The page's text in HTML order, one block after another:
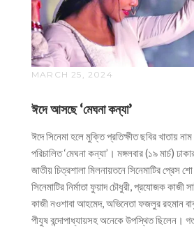
MARCH 25, 2024
ঈদে আসছে ‌‘মেঘনা কন্যা’
ঈদে সিনেমা হলে মুক্তি প্রতিক্ষীত ছবির খাতায়
পরিচালিত ‌‘মেঘনা কন্যা’। মঙ্গলবার (১৯ মার্চ)
জাতীয় চিত্রশালা মিলনায়তনে সিনেমাটির প্রেস
সিনেমাটির নির্মাতা ফুয়াদ চৌধুরী, প্রযোজক
কাজী নওশাবা আহমেদ, অভিনেতা ফজলুর রহমান
পীযুষ বন্দোপাধ্যায়সহ অনেকে উপস্থিত ছিলেন।